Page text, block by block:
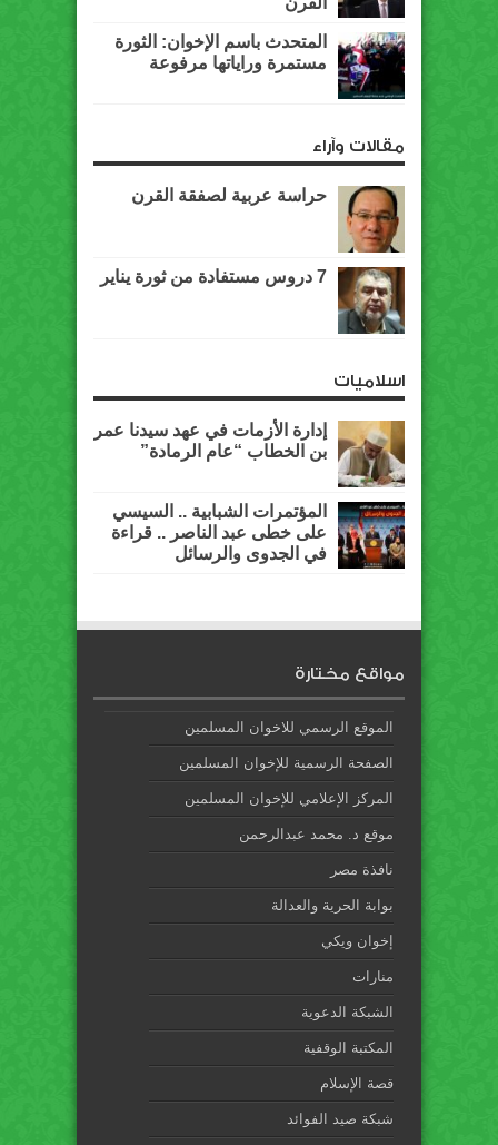
المتحدث باسم الإخوان: الثورة
مستمرة وراياتها مرفوعة
مقالات وآراء
حراسة عربية لصفقة القرن
7 دروس مستفادة من ثورة يناير
اسلاميات
إدارة الأزمات في عهد سيدنا عمر
بن الخطاب “عام الرمادة”
المؤتمرات الشبابية .. السيسي
على خطى عبد الناصر .. قراءة
في الجدوى والرسائل
مواقع مختارة
الموقع الرسمي للاخوان المسلمين
الصفحة الرسمية للإخوان المسلمين
المركز الإعلامي للإخوان المسلمين
موقع د. محمد عبدالرحمن
نافذة مصر
بوابة الحرية والعدالة
إخوان ويكي
منارات
الشبكة الدعوية
المكتبة الوقفية
قصة الإسلام
شبكة صيد الفوائد